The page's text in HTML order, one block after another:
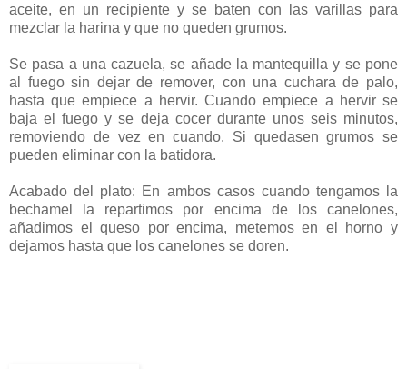
aceite, en un recipiente y se baten con las varillas para
mezclar la harina y que no queden grumos.
Se pasa a una cazuela, se añade la mantequilla y se pone
al fuego sin dejar de remover, con una cuchara de palo,
hasta que empiece a hervir. Cuando empiece a hervir se
baja el fuego y se deja cocer durante unos seis minutos,
removiendo de vez en cuando. Si quedasen grumos se
pueden eliminar con la batidora.
Acabado del plato: En ambos casos cuando tengamos la
bechamel la repartimos por encima de los canelones,
añadimos el queso por encima, metemos en el horno y
dejamos hasta que los canelones se doren.